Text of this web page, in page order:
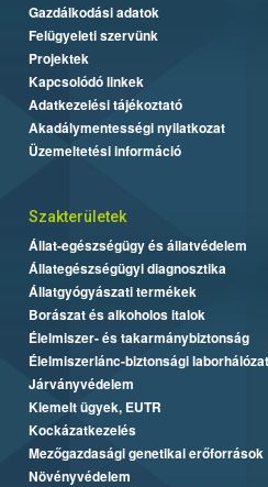
Gazdálkodási adatok
Felügyeleti szervünk
Projektek
Kapcsolódó linkek
Adatkezelési tájékoztató
Akadálymentességi nyilatkozat
Üzemeltetési információ
Szakterületek
Állat-egészségügy és állatvédelem
Állategészségügyi diagnosztika
Állatgyógyászati termékek
Borászat és alkoholos italok
Élelmiszer- és takarmánybiztonság
Élelmiszerlánc-biztonsági laborhálózat
Járványvédelem
Kiemelt ügyek, EUTR
Kockázatkezelés
Mezőgazdasági genetikai erőforrások
Növényvédelem